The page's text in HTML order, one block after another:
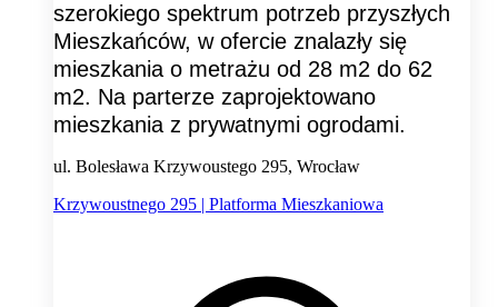
szerokiego spektrum potrzeb przyszłych
Mieszkańców, w ofercie znalazły się
mieszkania o metrażu od 28 m2 do 62
m2. Na parterze zaprojektowano
mieszkania z prywatnymi ogrodami.
ul. Bolesława Krzywoustego 295, Wrocław
Krzywoustnego 295 | Platforma Mieszkaniowa